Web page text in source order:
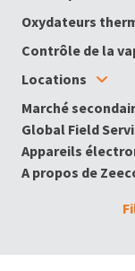
Oxydateurs
Contrôle de la
Locations
Marché
Global Field
Appareils
A propos de